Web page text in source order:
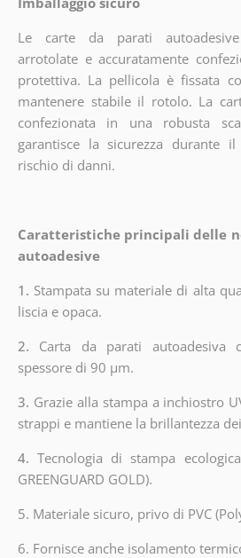
Le carte da parati
arrotolate e accuratamente
protettiva. La pellicola è fissata
mantenere stabile il rotolo. La
confezionata in una robusta
garantisce la sicurezza durante
rischio di danni.
Caratteristiche principali delle
autoadesive
1. Stampata su materiale di alta
liscia e opaca.
2. Carta da parati autoadesiva
spessore di 90 µm.
3. Grazie alla stampa a inchiostro
strappi e mantiene la brillantezza
4.Tecnologia di stampa
GREENGUARD GOLD).
5. Materiale sicuro, privo di PVC
6. Fornisce anche isolamento